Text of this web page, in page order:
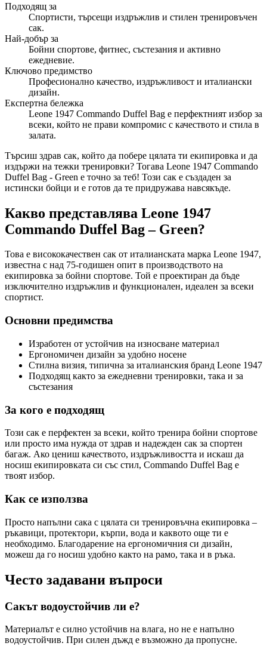
Подходящ за
Спортисти, търсещи издръжлив и стилен тренировъчен
сак.
Най-добър за
Бойни спортове, фитнес, състезания и активно
ежедневие.
Ключово предимство
Професионално качество, издръжливост и италиански
дизайн.
Експертна бележка
Leone 1947 Commando Duffel Bag е перфектният избор за
всеки, който не прави компромис с качеството и стила в
залата.
Търсиш здрав сак, който да побере цялата ти екипировка и да
издържи на тежки тренировки? Тогава Leone 1947 Commando
Duffel Bag - Green е точно за теб! Този сак е създаден за
истински бойци и е готов да те придружава навсякъде.
Какво представлява Leone 1947
Commando Duffel Bag – Green?
Това е висококачествен сак от италианската марка Leone 1947,
известна с над 75-годишен опит в производството на
екипировка за бойни спортове. Той е проектиран да бъде
изключително издръжлив и функционален, идеален за всеки
спортист.
Основни предимства
Изработен от устойчив на износване материал
Ергономичен дизайн за удобно носене
Стилна визия, типична за италианския бранд Leone 1947
Подходящ както за ежедневни тренировки, така и за
състезания
За кого е подходящ
Този сак е перфектен за всеки, който тренира бойни спортове
или просто има нужда от здрав и надежден сак за спортен
багаж. Ако цениш качеството, издръжливостта и искаш да
носиш екипировката си със стил, Commando Duffel Bag е
твоят избор.
Как се използва
Просто напълни сака с цялата си тренировъчна екипировка –
ръкавици, протектори, кърпи, вода и каквото още ти е
необходимо. Благодарение на ергономичния си дизайн,
можеш да го носиш удобно както на рамо, така и в ръка.
Често задавани въпроси
Сакът водоустойчив ли е?
Материалът е силно устойчив на влага, но не е напълно
водоустойчив. При силен дъжд е възможно да пропусне.